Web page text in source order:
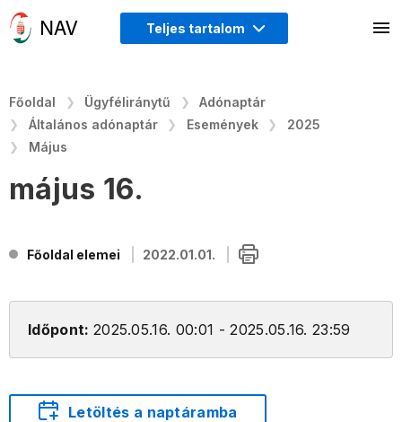
Teljes tartalom
Főoldal Ügyféliránytű
Adónaptár
Általános adónaptár
Események
2025
Május
május 16.
Főoldal elemei 2022.01.01.
Időpont: 2025.05.16. 00:01 - 2025.05.16. 23:59
Letöltés a naptáramba